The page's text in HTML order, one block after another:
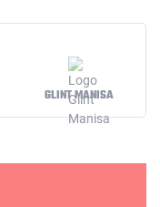
GLINT MANISA